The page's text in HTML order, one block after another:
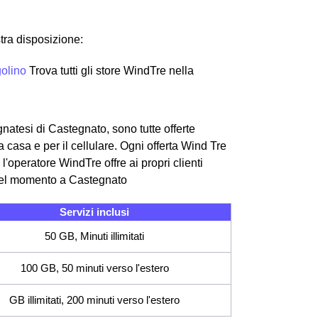
disposizione:
Trova tutti gli store WindTre nella
di Castegnato, sono tutte offerte
e per il cellulare. Ogni offerta Wind Tre
WindTre offre ai propri clienti
momento a Castegnato
Servizi inclusi
50 GB, Minuti illimitati
100 GB, 50 minuti verso l'estero
GB illimitati, 200 minuti verso l'estero